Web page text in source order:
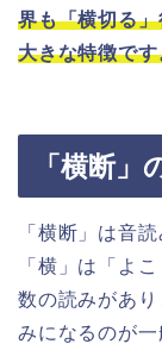
界も「横切る
大きな特徴です
「横断
「横断」は音
「横」は「よ
数の読みがあ
みになるのが